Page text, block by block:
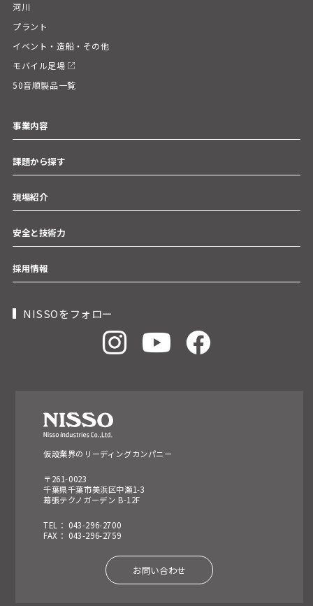
河川
プラント
イベント・造船・その他
モバイル足場
50音順製品一覧
事業内容
課題から探す
現場紹介
安全と技術力
採用情報
NISSOをフォロー
仮設業界のリーディングカンパニー
〒261-0023
千葉県千葉市美浜区中瀬1-3
幕張テクノガーデン B-12F
TEL： 043-296-2700
FAX： 043-296-2759
お問い合わせ